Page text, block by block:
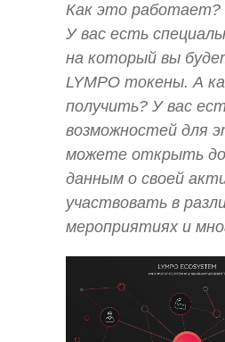
Как это работает?
У вас есть
на который вы
LYMPO токены. А
получить? У вас
возможностей для
можете открыть
данным о своей
участвовать в
мероприятиях и